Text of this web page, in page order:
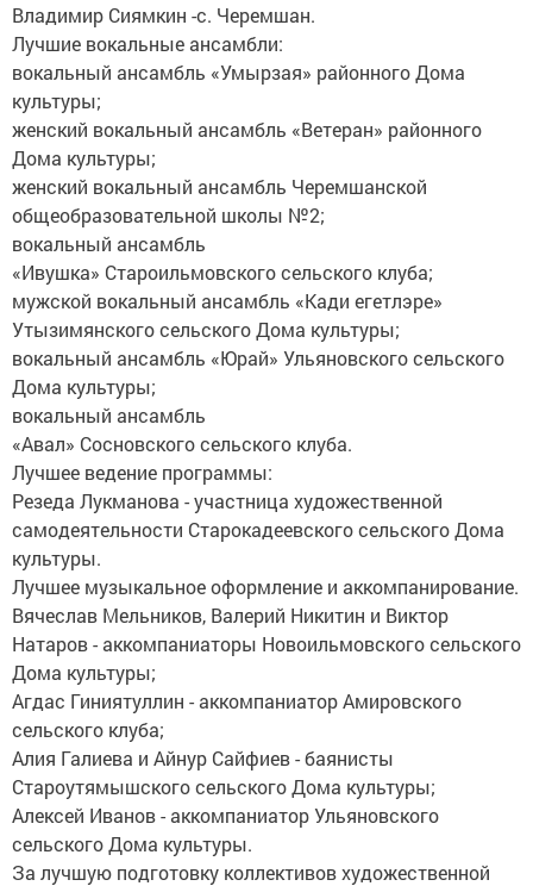
Владимир Сиямкин -с. Черемшан.
Лучшие вокальные ансамбли:
вокальный ансамбль «Умырзая» районного Дома
культуры;
женский вокальный ансамбль «Ветеран» районного
Дома культуры;
женский вокальный ансамбль Черемшанской
общеобразовательной школы №2;
вокальный ансамбль
«Ивушка» Староильмовского сельского клуба;
мужской вокальный ансамбль «Кади егетлэре»
Утызимянского сельского Дома культуры;
вокальный ансамбль «Юрай» Ульяновского сельского
Дома культуры;
вокальный ансамбль
«Авал» Сосновского сельского клуба.
Лучшее ведение программы:
Резеда Лукманова - участница художественной
самодеятельности Старокадеевского сельского Дома
культуры.
Лучшее музыкальное оформление и аккомпанирование.
Вячеслав Мельников, Валерий Никитин и Виктор
Натаров - аккомпаниаторы Новоильмовского сельского
Дома культуры;
Агдас Гиниятуллин - аккомпаниатор Амировского
сельского клуба;
Алия Галиева и Айнур Сайфиев - баянисты
Староутямышского сельского Дома культуры;
Алексей Иванов - аккомпаниатор Ульяновского
сельского Дома культуры.
За лучшую подготовку коллективов художественной